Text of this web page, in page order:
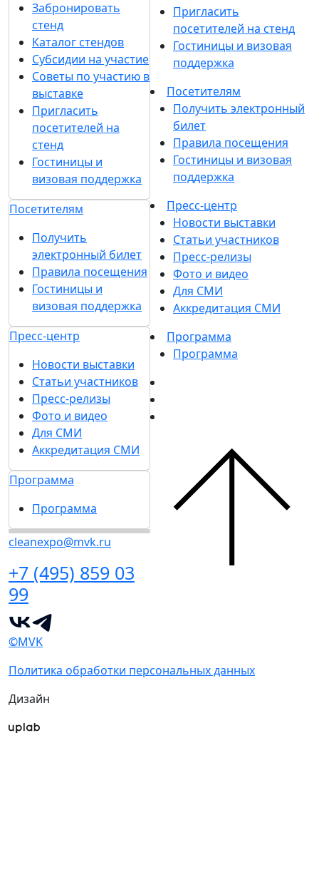
Забронировать
стенд
Каталог стендов
Субсидии на участие
Советы по участию в
выставке
Пригласить
посетителей на
стенд
Гостиницы и
визовая поддержка
Посетителям
Получить
электронный билет
Правила посещения
Гостиницы и
визовая поддержка
Пресс-центр
Новости выставки
Статьи участников
Пресс-релизы
Фото и видео
Для СМИ
Аккредитация СМИ
Программа
Программа
cleanexpo@mvk.ru
+7 (495) 859 03
99
Пригласить
посетителей на стенд
Гостиницы и визовая
поддержка
Посетителям
Получить электронный
билет
Правила посещения
Гостиницы и визовая
поддержка
Пресс-центр
Новости выставки
Статьи участников
Пресс-релизы
Фото и видео
Для СМИ
Аккредитация СМИ
Программа
Программа
©MVK
Политика обработки персональных данных
Дизайн